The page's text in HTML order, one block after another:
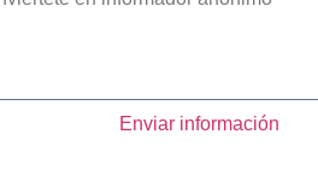
Enviar información